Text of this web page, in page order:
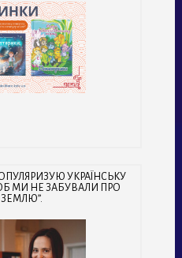
УКРАЇНСЬКУ
МИ НЕ ЗАБУВАЛИ ПРО
ЗЕМЛЮ”.